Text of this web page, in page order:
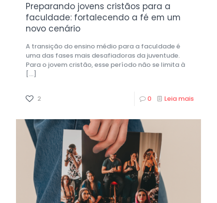
Preparando jovens cristãos para a
faculdade: fortalecendo a fé em um
novo cenário
A transição do ensino médio para a faculdade é
uma das fases mais desafiadoras da juventude.
Para o jovem cristão, esse período não se limita à
[…]
2 0 Leia mais